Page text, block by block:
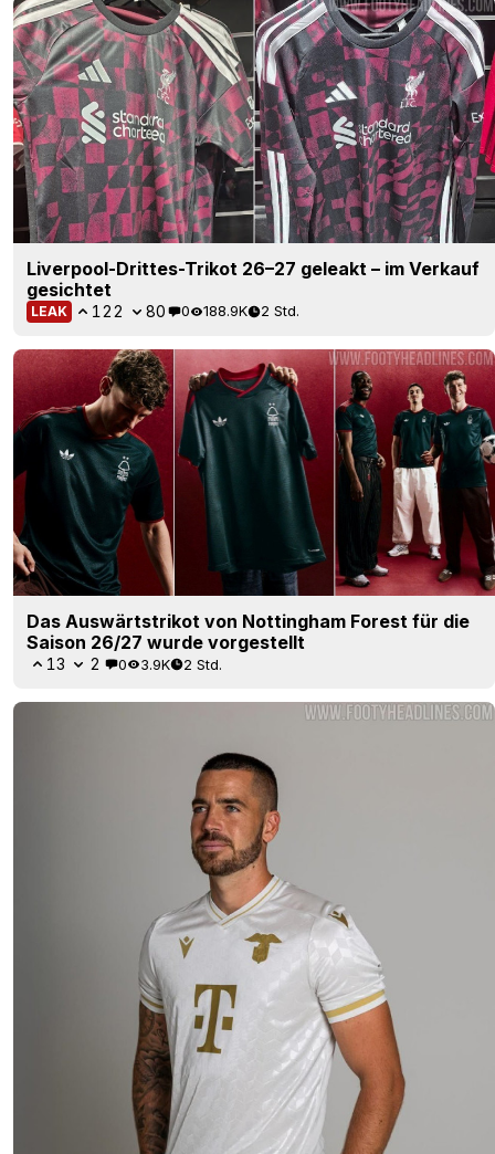
Liverpool-Drittes-Trikot 26–27 geleakt – im Verkauf
gesichtet
LEAK 122 80 0 188.9K 2 Std.
Das Auswärtstrikot von Nottingham Forest für die
Saison 26/27 wurde vorgestellt
13 2 0 3.9K 2 Std.